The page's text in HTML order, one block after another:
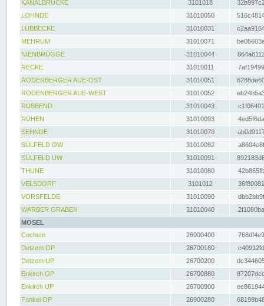
KANALBRÜCKE
3101018
LOHNDE
31010050
LÜBBECKE
31010031
MEHRUM
31010071
NIENBRÜGGE
31010044
RECKE
31010011
RODENBERGER AUE-OST
31010051
RODENBERGER AUE-WEST
31010052
RUSBEND
31010043
RÜHEN
31010093
SEHNDE
31010070
SÜLFELD OW
31010092
SÜLFELD UW
31010091
THUNE
31010080
VELSDORF
3101012
VORSFELDE
31010090
WARBER GRABEN
31010040
MOSEL
Cochem
26900400
Detzem OP
26700180
Detzem UP
26700200
Enkirch OP
26700880
Enkirch UP
26700900
Fankel OP
26900280